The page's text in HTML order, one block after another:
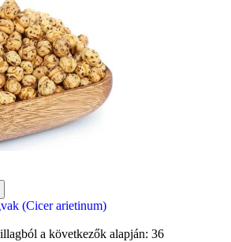
(Cicer arietinum)
a következők alapján:36